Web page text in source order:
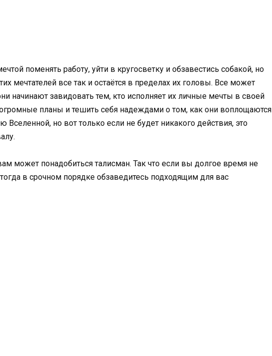
поменять работу, уйти в кругосветку и обзавестись собакой, но
мечтателей все так и остаётся в пределах их головы. Все может
начинают завидовать тем, кто исполняет их личные мечты в своей
планы и тешить себя надеждами о том, как они воплощаются
Вселенной, но вот только если не будет никакого действия, это
может понадобиться талисман. Так что если вы долгое время не
в срочном порядке обзаведитесь подходящим для вас